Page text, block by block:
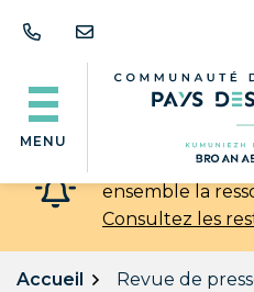
MENU
💧 Chaleur et
ensemble la
Consultez les
Accueil
Revue de